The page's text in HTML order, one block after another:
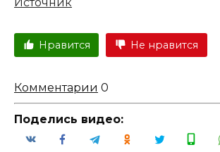
Источник
Нравится Не нравится
Комментарии 0
Поделись видео: